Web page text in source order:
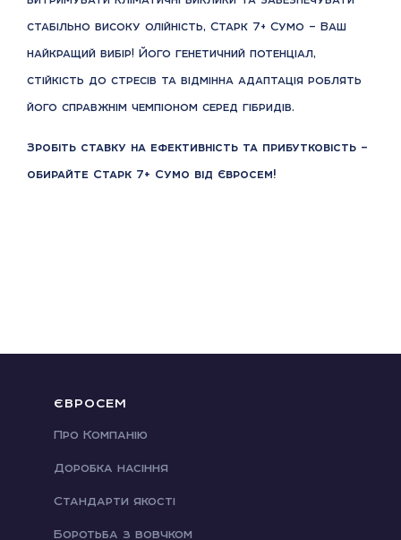
стабільно високу олійність, Старк 7+ Сумо – Ваш
найкращий вибір! Його генетичний потенціал,
стійкість до стресів та відмінна адаптація роблять
його справжнім чемпіоном серед гібридів.
Зробіть ставку на ефективність та прибутковість –
обирайте Старк 7+ Сумо від Євросем!
ЄВРОСЕМ
Про Компанію
Доробка насіння
Стандарти якості
Боротьба з вовчком